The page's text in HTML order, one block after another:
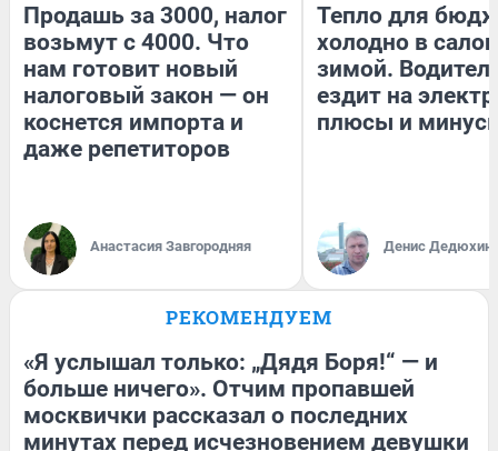
Продашь за 3000, налог
возьмут с 4000. Что
нам готовит новый
налоговый закон — он
коснется импорта и
даже репетиторов
Анастасия Завгородняя
Тепло для
холодно в
зимой.
ездит на
плюсы и
Денис Дедюхин
РЕКОМЕНДУЕМ
«Я услышал только: „Дядя Боря!“ — и
больше ничего». Отчим пропавшей
москвички рассказал о последних
минутах перед исчезновением девушки